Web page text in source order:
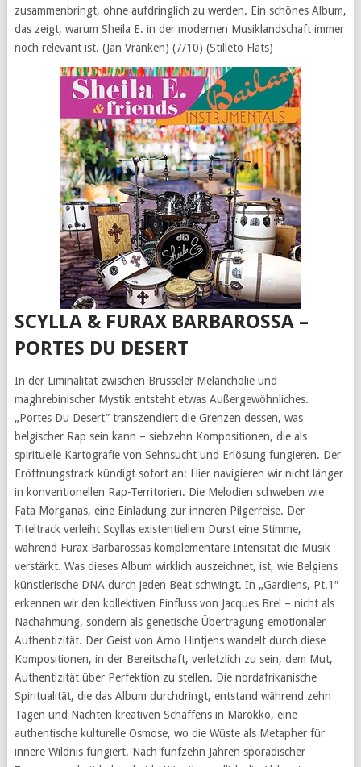
zusammenbringt, ohne aufdringlich zu werden. Ein schönes Album,
das zeigt, warum Sheila E. in der modernen Musiklandschaft immer
noch relevant ist. (Jan Vranken) (7/10) (Stilleto Flats)
SCYLLA & FURAX BARBAROSSA –
PORTES DU DESERT
In der Liminalität zwischen Brüsseler Melancholie und
maghrebinischer Mystik entsteht etwas Außergewöhnliches.
„Portes Du Desert” transzendiert die Grenzen dessen, was
belgischer Rap sein kann – siebzehn Kompositionen, die als
spirituelle Kartografie von Sehnsucht und Erlösung fungieren. Der
Eröffnungstrack kündigt sofort an: Hier navigieren wir nicht länger
in konventionellen Rap-Territorien. Die Melodien schweben wie
Fata Morganas, eine Einladung zur inneren Pilgerreise. Der
Titeltrack verleiht Scyllas existentiellem Durst eine Stimme,
während Furax Barbarossas komplementäre Intensität die Musik
verstärkt. Was dieses Album wirklich auszeichnet, ist, wie Belgiens
künstlerische DNA durch jeden Beat schwingt. In „Gardiens, Pt.1″
erkennen wir den kollektiven Einfluss von Jacques Brel – nicht als
Nachahmung, sondern als genetische Übertragung emotionaler
Authentizität. Der Geist von Arno Hintjens wandelt durch diese
Kompositionen, in der Bereitschaft, verletzlich zu sein, dem Mut,
Authentizität über Perfektion zu stellen. Die nordafrikanische
Spiritualität, die das Album durchdringt, entstand während zehn
Tagen und Nächten kreativen Schaffens in Marokko, eine
authentische kulturelle Osmose, wo die Wüste als Metapher für
innere Wildnis fungiert. Nach fünfzehn Jahren sporadischer